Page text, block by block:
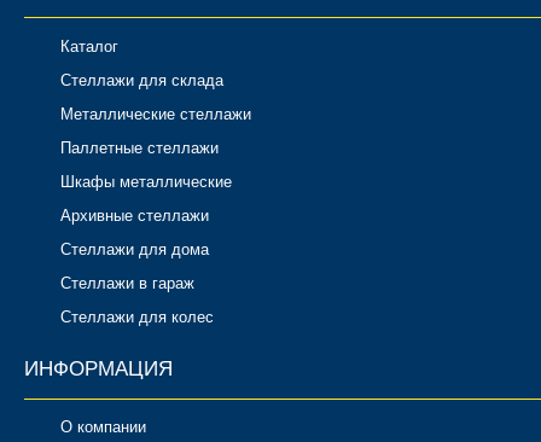
Каталог
Стеллажи для склада
Металлические стеллажи
Паллетные стеллажи
Шкафы металлические
Архивные стеллажи
Стеллажи для дома
Стеллажи в гараж
Стеллажи для колес
ИНФОРМАЦИЯ
О компании